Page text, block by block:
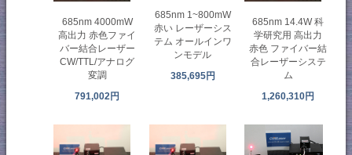
685nm 4000mW
高出力 赤色ファイ
バー結合レーザー
CW/TTL/アナログ
変調
791,002円
685nm 1~800mW
赤い レーザーシス
テム オールインワ
ンモデル
385,695円
685nm 14.4W 科
学研究用 高出力
赤色 ファイバー結
合レーザーシステ
ム
1,260,310円